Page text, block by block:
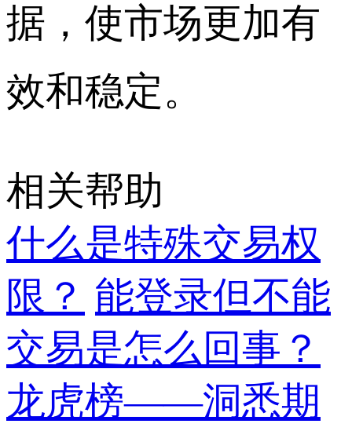
据，使市场更加有
效和稳定。
相关帮助
什么是特殊交易权
限？ 能登录但不能
交易是怎么回事？
龙虎榜——洞悉期